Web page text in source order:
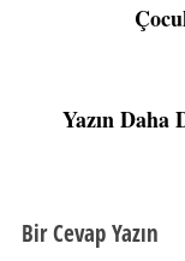
Yazın
Bir Cevap Yazın